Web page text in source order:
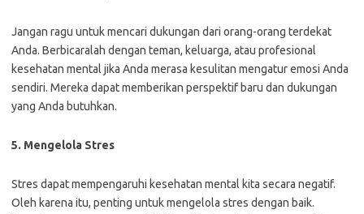
Jangan ragu untuk mencari dukungan dari orang-orang terdekat
Anda. Berbicaralah dengan teman, keluarga, atau profesional
kesehatan mental jika Anda merasa kesulitan mengatur emosi Anda
sendiri. Mereka dapat memberikan perspektif baru dan dukungan
yang Anda butuhkan.
5. Mengelola Stres
Stres dapat mempengaruhi kesehatan mental kita secara negatif.
Oleh karena itu, penting untuk mengelola stres dengan baik.